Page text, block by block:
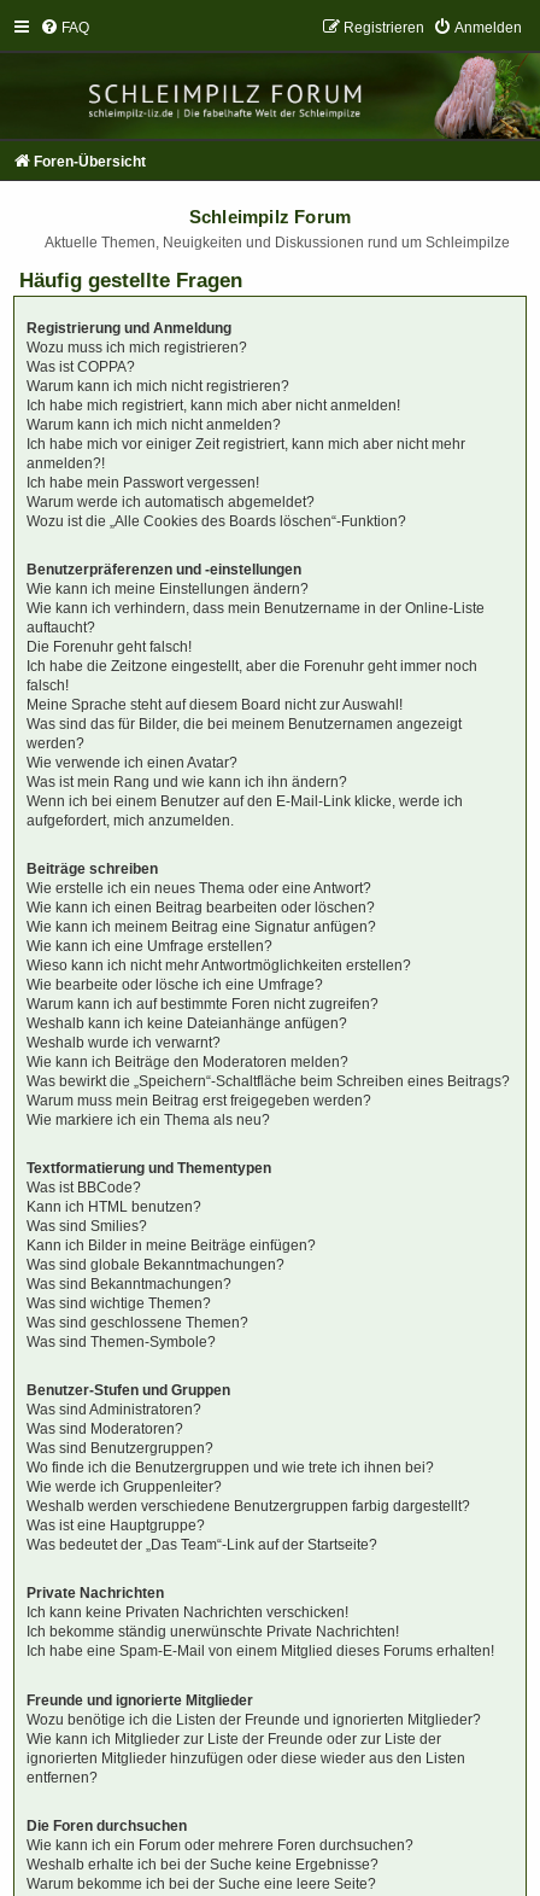
FAQ Anmelden
Registrieren
Foren-Übersicht
Schleimpilz Forum
Aktuelle Themen, Neuigkeiten und Diskussionen rund um Schleimpilze
Häufig gestellte Fragen
Registrierung und Anmeldung
Wozu muss ich mich registrieren?
Was ist COPPA?
Warum kann ich mich nicht registrieren?
Ich habe mich registriert, kann mich aber nicht anmelden!
Warum kann ich mich nicht anmelden?
Ich habe mich vor einiger Zeit registriert, kann mich aber nicht mehr
anmelden?!
Ich habe mein Passwort vergessen!
Warum werde ich automatisch abgemeldet?
Wozu ist die „Alle Cookies des Boards löschen“-Funktion?
Benutzerpräferenzen und -einstellungen
Wie kann ich meine Einstellungen ändern?
Wie kann ich verhindern, dass mein Benutzername in der Online-Liste
auftaucht?
Die Forenuhr geht falsch!
Ich habe die Zeitzone eingestellt, aber die Forenuhr geht immer noch
falsch!
Meine Sprache steht auf diesem Board nicht zur Auswahl!
Was sind das für Bilder, die bei meinem Benutzernamen angezeigt
werden?
Wie verwende ich einen Avatar?
Was ist mein Rang und wie kann ich ihn ändern?
Wenn ich bei einem Benutzer auf den E-Mail-Link klicke, werde ich
aufgefordert, mich anzumelden.
Beiträge schreiben
Wie erstelle ich ein neues Thema oder eine Antwort?
Wie kann ich einen Beitrag bearbeiten oder löschen?
Wie kann ich meinem Beitrag eine Signatur anfügen?
Wie kann ich eine Umfrage erstellen?
Wieso kann ich nicht mehr Antwortmöglichkeiten erstellen?
Wie bearbeite oder lösche ich eine Umfrage?
Warum kann ich auf bestimmte Foren nicht zugreifen?
Weshalb kann ich keine Dateianhänge anfügen?
Weshalb wurde ich verwarnt?
Wie kann ich Beiträge den Moderatoren melden?
Was bewirkt die „Speichern“-Schaltfläche beim Schreiben eines Beitrags?
Warum muss mein Beitrag erst freigegeben werden?
Wie markiere ich ein Thema als neu?
Textformatierung und Thementypen
Was ist BBCode?
Kann ich HTML benutzen?
Was sind Smilies?
Kann ich Bilder in meine Beiträge einfügen?
Was sind globale Bekanntmachungen?
Was sind Bekanntmachungen?
Was sind wichtige Themen?
Was sind geschlossene Themen?
Was sind Themen-Symbole?
Benutzer-Stufen und Gruppen
Was sind Administratoren?
Was sind Moderatoren?
Was sind Benutzergruppen?
Wo finde ich die Benutzergruppen und wie trete ich ihnen bei?
Wie werde ich Gruppenleiter?
Weshalb werden verschiedene Benutzergruppen farbig dargestellt?
Was ist eine Hauptgruppe?
Was bedeutet der „Das Team“-Link auf der Startseite?
Private Nachrichten
Ich kann keine Privaten Nachrichten verschicken!
Ich bekomme ständig unerwünschte Private Nachrichten!
Ich habe eine Spam-E-Mail von einem Mitglied dieses Forums erhalten!
Freunde und ignorierte Mitglieder
Wozu benötige ich die Listen der Freunde und ignorierten Mitglieder?
Wie kann ich Mitglieder zur Liste der Freunde oder zur Liste der
ignorierten Mitglieder hinzufügen oder diese wieder aus den Listen
entfernen?
Die Foren durchsuchen
Wie kann ich ein Forum oder mehrere Foren durchsuchen?
Weshalb erhalte ich bei der Suche keine Ergebnisse?
Warum bekomme ich bei der Suche eine leere Seite?